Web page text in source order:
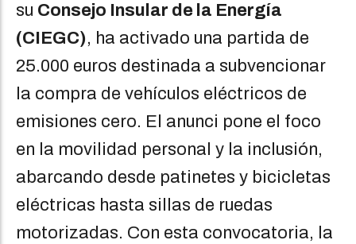
su Consejo Insular de la Energía
(CIEGC), ha activado una partida de
25.000 euros destinada a subvencionar
la compra de vehículos eléctricos de
emisiones cero. El anunci pone el foco
en la movilidad personal y la inclusión,
abarcando desde patinetes y bicicletas
eléctricas hasta sillas de ruedas
motorizadas. Con esta convocatoria, la